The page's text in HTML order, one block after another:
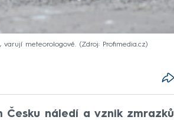
meteorologové. Zdroj: Profimedia.cz
náledí a vznik zmrazků